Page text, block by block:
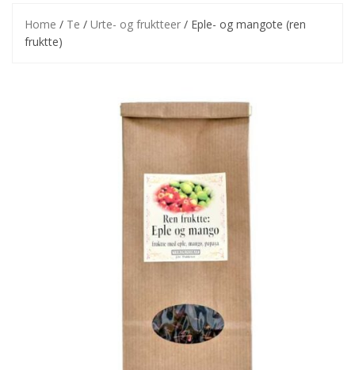
Home / Te / Urte- og fruktteer / Eple- og mangote (ren
fruktte)